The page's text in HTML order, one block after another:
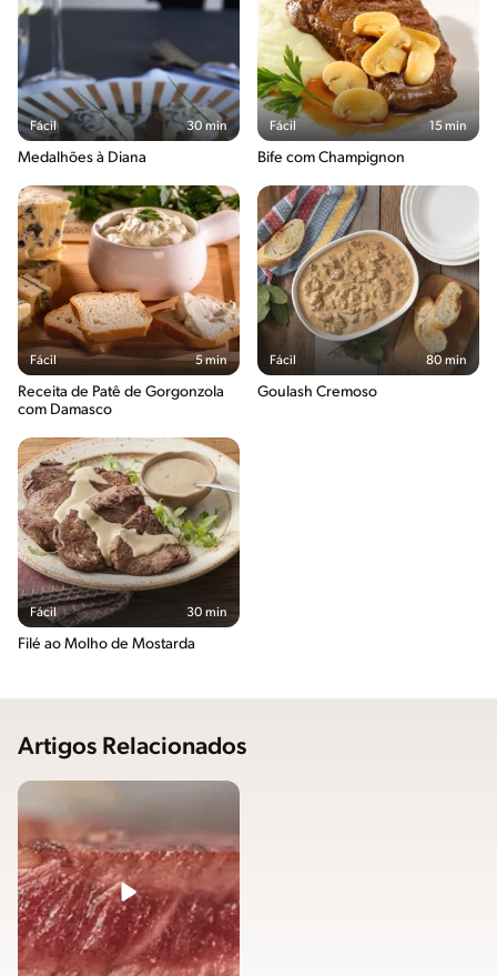
Fácil 30 min
Medalhões à Diana
Fácil 15 min
Bife com Champignon
Fácil 5 min
Receita de Patê de Gorgonzola
com Damasco
Fácil 80 min
Goulash Cremoso
Fácil 30 min
Filé ao Molho de Mostarda
Artigos Relacionados